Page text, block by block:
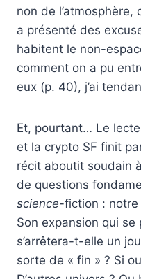
non de l’atmosphère,
a présenté des
habitent le non-
comment on a pu
eux (p. 40), j’ai
Et, pourtant… Le
et la crypto SF finit
récit aboutit soudain
de questions
science-fiction :
Son expansion qui se
s’arrêtera-t-elle un
sorte de « fin » ? Si